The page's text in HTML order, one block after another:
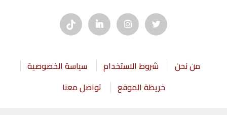
من نحن شروط الاستخدام
سياسة الخصوصية
خريطة الموقع
تواصل معنا